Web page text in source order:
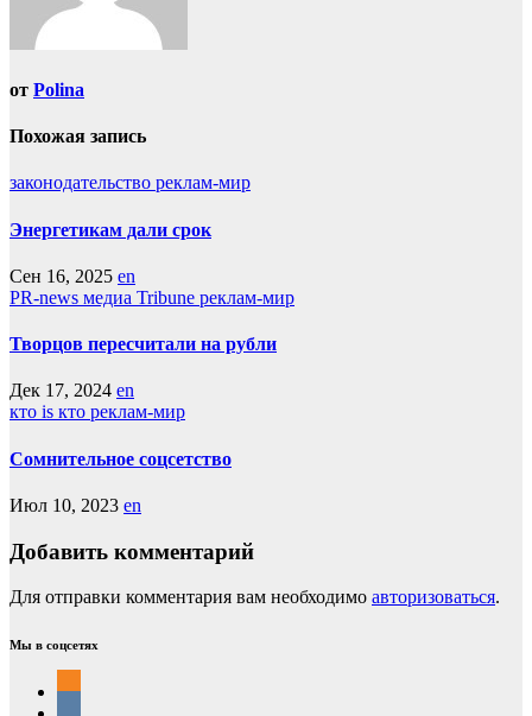
от Polina
Похожая запись
законодательство реклам-мир
Энергетикам дали срок
Сен 16, 2025 en
PR-news медиа Tribune реклам-мир
Творцов пересчитали на рубли
Дек 17, 2024 en
кто is кто реклам-мир
Сомнительное соцсетство
Июл 10, 2023 en
Добавить комментарий
Для отправки комментария вам необходимо авторизоваться.
Мы в соцсетях